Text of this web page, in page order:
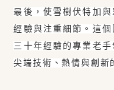
最後，使雪樹伏特加
經驗與注重細節。這
三十年經驗的專業老
尖端技術、熱情與創新